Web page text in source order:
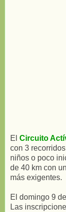
El Circuito
con 3
niños o poco
de 40 km con
más exigentes.
El domingo 9
Las